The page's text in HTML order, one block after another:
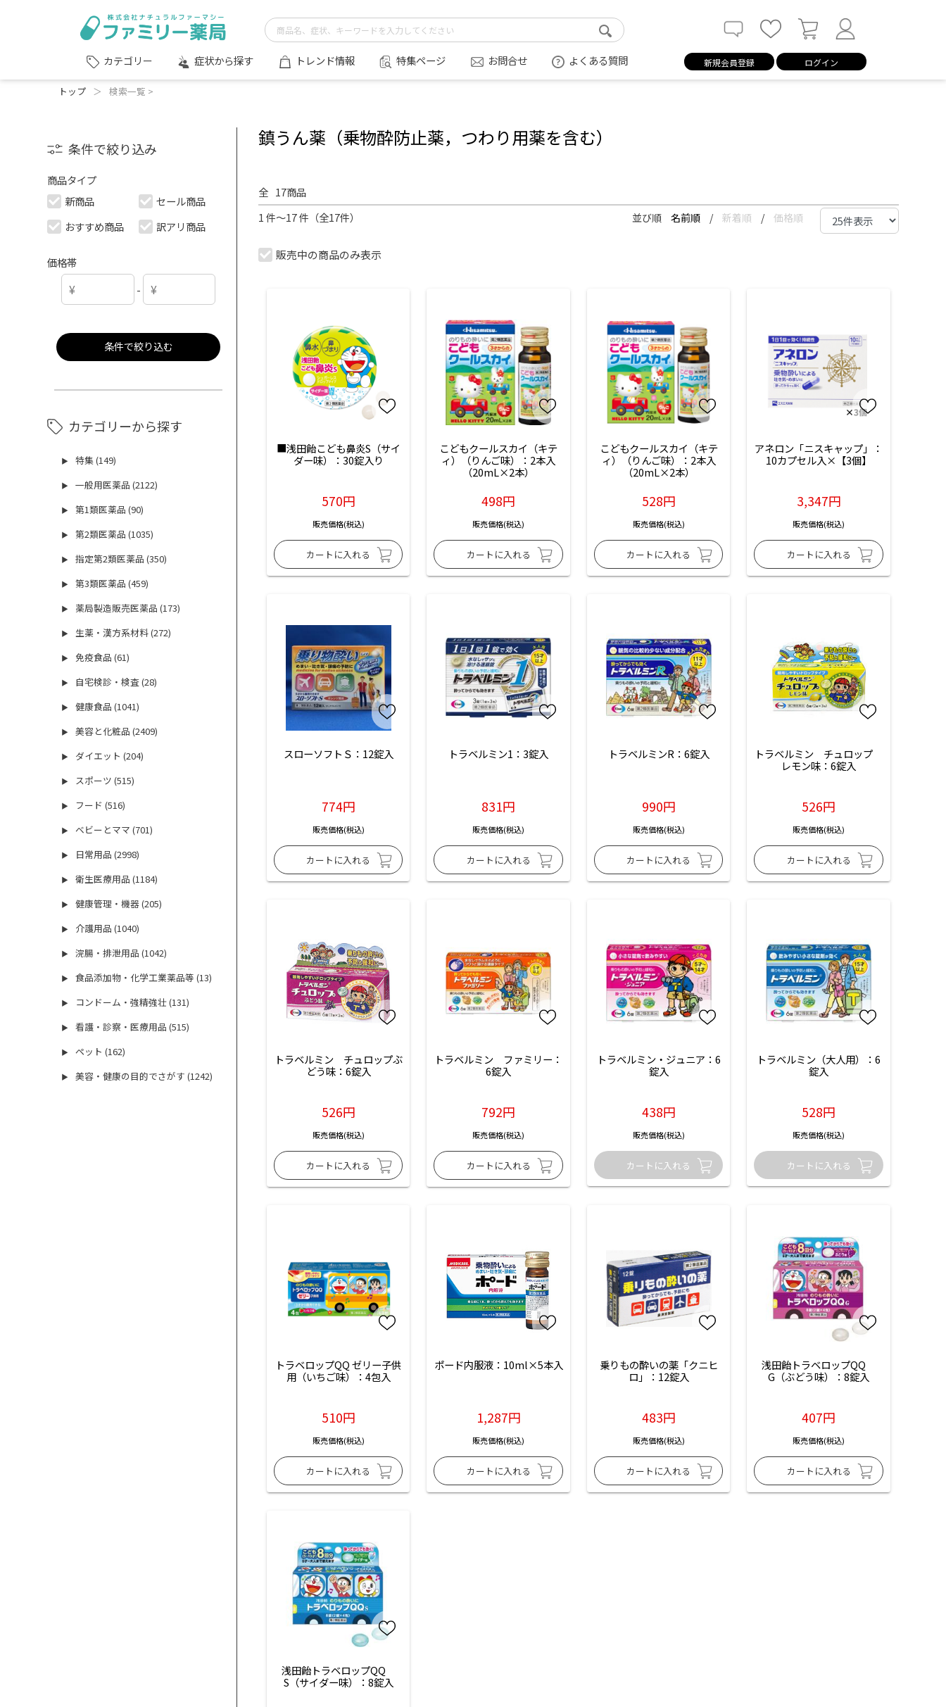
カテゴリー 症状から探す トレンド情報 特集ページ お問合せ よくある質問 新規会員登録 ログイン
トップ ＞ 検索一覧 >
条件で絞り込み
商品タイプ
新商品
セール商品
おすすめ商品
訳アリ商品
価格帯
-
条件で絞り込む
カテゴリーから探す
▶ 特集 (149)
▶ 一般用医薬品 (2122)
▶ 第1類医薬品 (90)
▶ 第2類医薬品 (1035)
▶ 指定第2類医薬品 (350)
▶ 第3類医薬品 (459)
▶ 薬局製造販売医薬品 (173)
▶ 生薬・漢方系材料 (272)
▶ 免疫食品 (61)
▶ 自宅検診・検査 (28)
▶ 健康食品 (1041)
▶ 美容と化粧品 (2409)
▶ ダイエット (204)
▶ スポーツ (515)
▶ フード (516)
▶ ベビーとママ (701)
▶ 日常用品 (2998)
▶ 衛生医療用品 (1184)
▶ 健康管理・機器 (205)
▶ 介護用品 (1040)
▶ 浣腸・排泄用品 (1042)
▶ 食品添加物・化学工業薬品等 (13)
▶ コンドーム・強精強壮 (131)
▶ 看護・診察・医療用品 (515)
▶ ペット (162)
▶ 美容・健康の目的でさがす (1242)
鎮うん薬（乗物酔防止薬，つわり用薬を含む）
全 17商品
1 件～17 件（全17件）
並び順 名前順 / 新着順 / 価格順
販売中の商品のみ表示
■浅田飴こども鼻炎S（サイ
ダー味）：30錠入り
570円
販売価格(税込)
こどもクールスカイ（キテ
ィ）（りんご味）：2本入
（20mL×2本）
498円
販売価格(税込)
こどもクールスカイ（キテ
ィ）（りんご味）：2本入
（20mL×2本）
528円
販売価格(税込)
アネロン「ニスキャップ」：
10カプセル入×【3個】
3,347円
販売価格(税込)
スローソフトＳ：12錠入
774円
販売価格(税込)
トラベルミン1：3錠入
831円
販売価格(税込)
トラベルミンR：6錠入
990円
販売価格(税込)
トラベルミン　チュロップ
レモン味：6錠入
526円
販売価格(税込)
トラベルミン　チュロップぶ
どう味：6錠入
526円
販売価格(税込)
トラベルミン　ファミリー：
6錠入
792円
販売価格(税込)
トラベルミン・ジュニア：6
錠入
438円
販売価格(税込)
トラベルミン（大人用）：6
錠入
528円
販売価格(税込)
トラベロップQQ ゼリー子供
用（いちご味）：4包入
510円
販売価格(税込)
ポード内服液：10ml×5本入
1,287円
販売価格(税込)
乗りもの酔いの薬「クニヒ
ロ」：12錠入
483円
販売価格(税込)
浅田飴トラベロップQQ
G（ぶどう味）：8錠入
407円
販売価格(税込)
浅田飴トラベロップQQ
S（サイダー味）：8錠入